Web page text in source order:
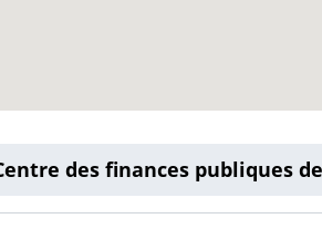
des finances publiques